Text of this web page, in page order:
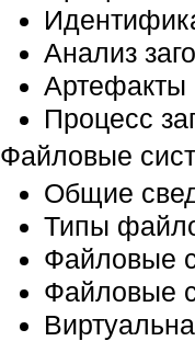
Анализ
Артефакты
Процесс
Файловые
Общие
Типы
Файловые
Файловые